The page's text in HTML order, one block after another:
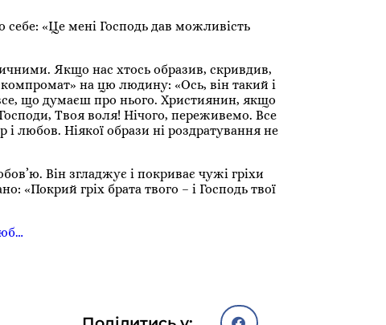
«Це мені Господь дав можливість
Якщо нас хтось образив, скривдив,
на цю людину: «Ось, він такий і
що думаєш про нього. Християнин, якщо
Твоя воля! Нічого, переживемо. Все
любов. Ніякої образи ні роздратування не
Він згладжує і покриває чужі гріхи
«Покрий гріх брата твого – і Господь твої